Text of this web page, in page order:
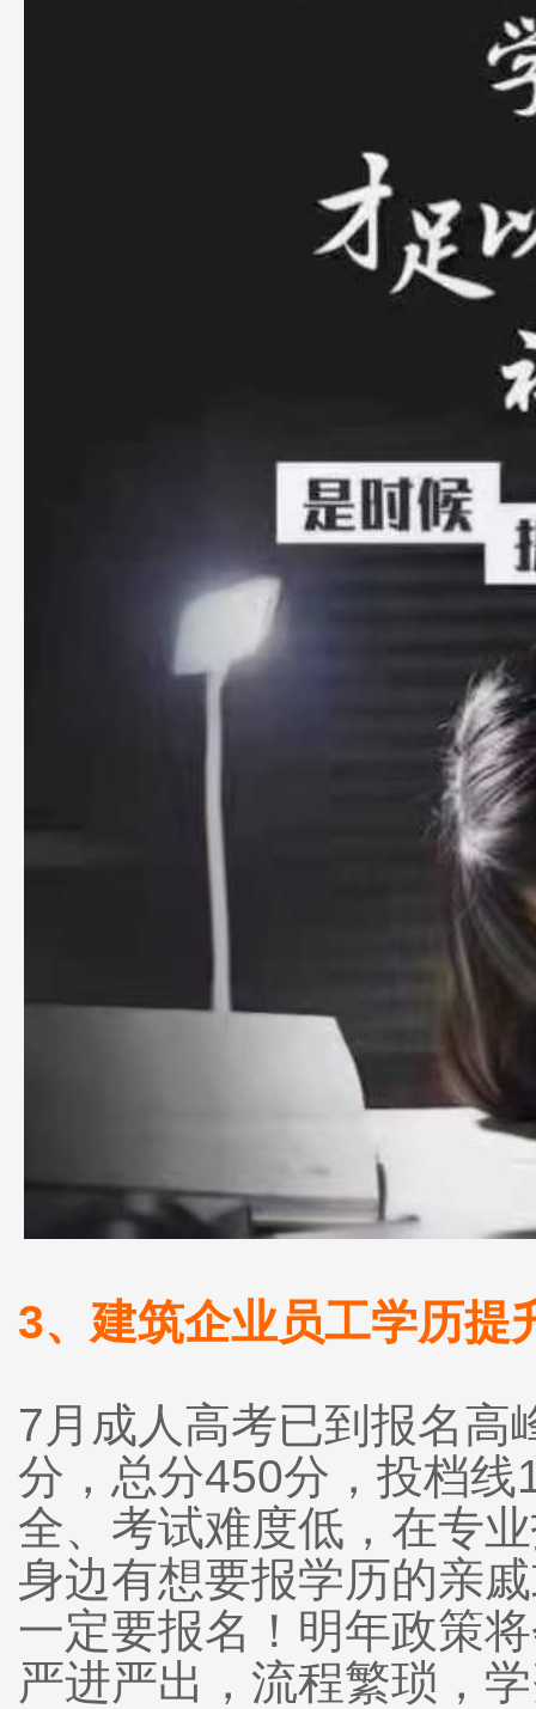
3、建筑企业员工学历提
7月成人高考已到报名高
分，总分450分，投档
全、考试难度低，在专
身边有想要报学历的亲
一定要报名！明年政策
严进严出，流程繁琐，